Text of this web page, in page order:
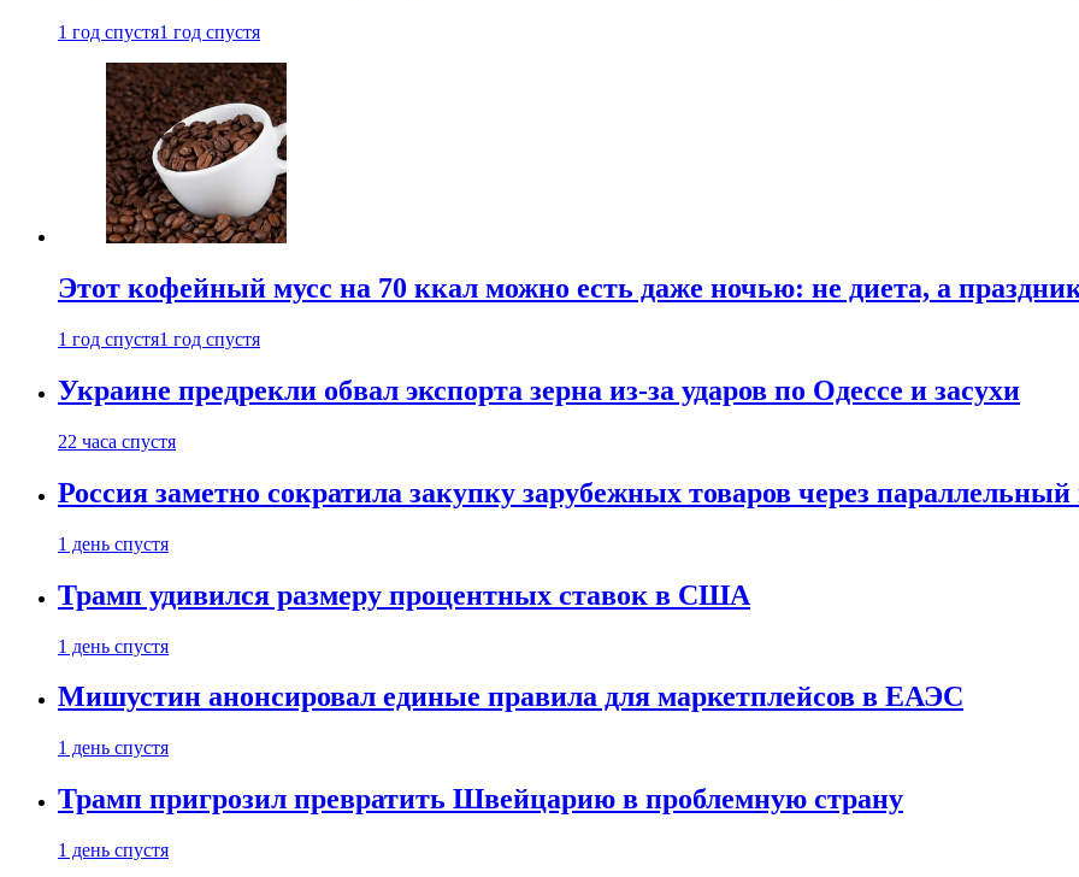
1 год спустя1 год спустя
Этот кофейный мусс на 70 ккал можно есть даже ночью: не диета, а
1 год спустя1 год спустя
Украине предрекли обвал экспорта зерна из-за ударов по Одессе и засухи
22 часа спустя
Россия заметно сократила закупку зарубежных товаров через
1 день спустя
Трамп удивился размеру процентных ставок в США
1 день спустя
Мишустин анонсировал единые правила для маркетплейсов в ЕАЭС
1 день спустя
Трамп пригрозил превратить Швейцарию в проблемную страну
1 день спустя